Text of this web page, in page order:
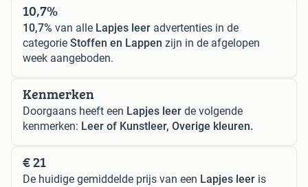
10,7%
10,7% van alle Lapjes leer advertenties in de
categorie Stoffen en Lappen zijn in de afgelopen
week aangeboden.
Kenmerken
Doorgaans heeft een Lapjes leer de volgende
kenmerken: Leer of Kunstleer, Overige kleuren.
€ 21
De huidige gemiddelde prijs van een Lapjes leer is